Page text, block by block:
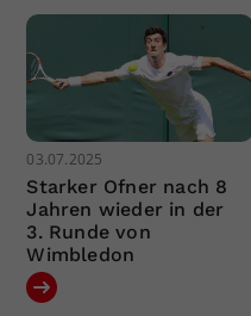
03.07.2025
Starker Ofner nach 8
Jahren wieder in der
3. Runde von
Wimbledon